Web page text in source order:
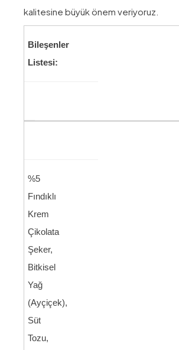
kalitesine büyük önem veriyoruz.
Bileşenler
Listesi:
%5
Fındıklı
Krem
Çikolata
Şeker,
Bitkisel
Yağ
(Ayçiçek),
Süt
Tozu,